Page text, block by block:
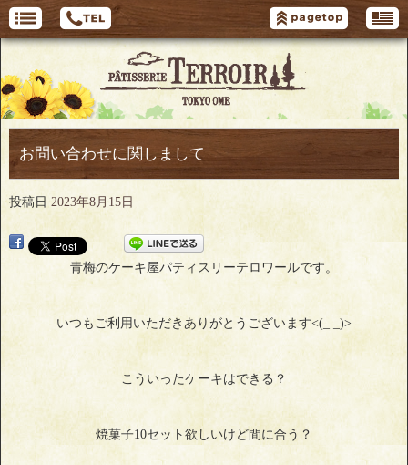
お問い合わせに関しまして
投稿日 2023年8月15日
青梅のケーキ屋パティスリーテロワールです。
いつもご利用いただきありがとうございます<(_ _)>
こういったケーキはできる？
焼菓子10セット欲しいけど間に合う？